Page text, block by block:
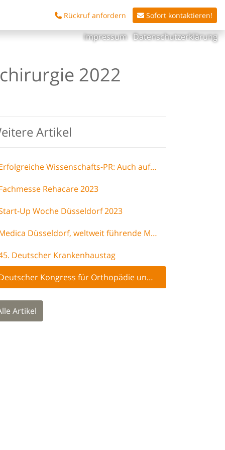
Rückruf anfordern Sofort kontaktieren!
Impressum Datenschutzerklärung
2022
Artikel
Erfolgreiche Wissenschafts-PR: Auch auf dem Mars müssen Astronauten-Zähne kerngesund sein - Biomarker-Test läutet neue Ära ein
Rehacare 2023
Up Woche Düsseldorf 2023
Medica Düsseldorf, weltweit führende Medizinmesse
Deutscher Krankenhaustag
Deutscher Kongress für Orthopädie und Unfallchirurgie 2022
Artikel